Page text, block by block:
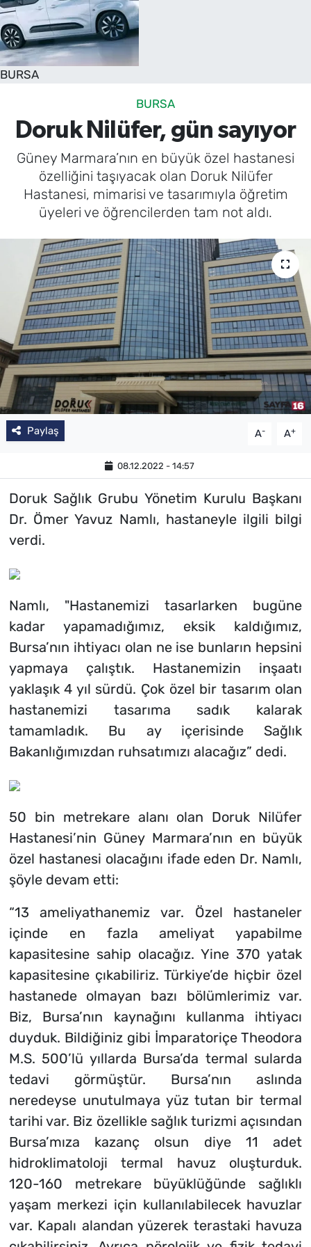
BURSA
BURSA
Doruk Nilüfer, gün sayıyor
Güney Marmara’nın en büyük özel hastanesi
özelliğini taşıyacak olan Doruk Nilüfer
Hastanesi, mimarisi ve tasarımıyla öğretim
üyeleri ve öğrencilerden tam not aldı.
Paylaş A- A+
08.12.2022 - 14:57
Doruk Sağlık Grubu Yönetim Kurulu Başkanı
Dr. Ömer Yavuz Namlı, hastaneyle ilgili bilgi
verdi.
Namlı, "Hastanemizi tasarlarken bugüne
kadar yapamadığımız, eksik kaldığımız,
Bursa’nın ihtiyacı olan ne ise bunların hepsini
yapmaya çalıştık. Hastanemizin inşaatı
yaklaşık 4 yıl sürdü. Çok özel bir tasarım olan
hastanemizi tasarıma sadık kalarak
tamamladık. Bu ay içerisinde Sağlık
Bakanlığımızdan ruhsatımızı alacağız” dedi.
50 bin metrekare alanı olan Doruk Nilüfer
Hastanesi’nin Güney Marmara’nın en büyük
özel hastanesi olacağını ifade eden Dr. Namlı,
şöyle devam etti:
“13 ameliyathanemiz var. Özel hastaneler
içinde en fazla ameliyat yapabilme
kapasitesine sahip olacağız. Yine 370 yatak
kapasitesine çıkabiliriz. Türkiye’de hiçbir özel
hastanede olmayan bazı bölümlerimiz var.
Biz, Bursa’nın kaynağını kullanma ihtiyacı
duyduk. Bildiğiniz gibi İmparatoriçe Theodora
M.S. 500’lü yıllarda Bursa’da termal sularda
tedavi görmüştür. Bursa’nın aslında
neredeyse unutulmaya yüz tutan bir termal
tarihi var. Biz özellikle sağlık turizmi açısından
Bursa’mıza kazanç olsun diye 11 adet
hidroklimatoloji termal havuz oluşturduk.
120-160 metrekare büyüklüğünde sağlıklı
yaşam merkezi için kullanılabilecek havuzlar
var. Kapalı alandan yüzerek terastaki havuza
SAĞLIK
TV REHBERİ